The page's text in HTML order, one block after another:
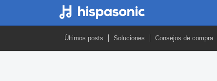
Últimos posts Soluciones Consejos de compra